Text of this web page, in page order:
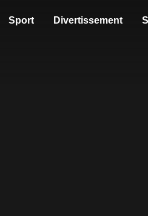
Sport Divertissement